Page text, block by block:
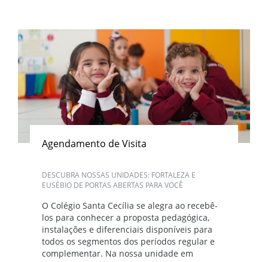
Agendamento de Visita
DESCUBRA NOSSAS UNIDADES: FORTALEZA E
EUSÉBIO DE PORTAS ABERTAS PARA VOCÊ
O Colégio Santa Cecília se alegra ao recebê-
los para conhecer a proposta pedagógica,
instalações e diferenciais disponíveis para
todos os segmentos dos períodos regular e
complementar. Na nossa unidade em